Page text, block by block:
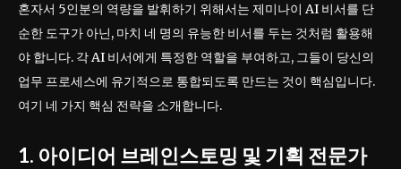
혼자서 5인분의 역량을 발휘하기 위해서는 제미나이 AI 비서를 단
순한 도구가 아닌, 마치 네 명의 유능한 비서를 두는 것처럼 활용해
야 합니다. 각 AI 비서에게 특정한 역할을 부여하고, 그들이 당신의
업무 프로세스에 유기적으로 통합되도록 만드는 것이 핵심입니다.
여기 네 가지 핵심 전략을 소개합니다.
1. 아이디어 브레인스토밍 및 기획 전문가